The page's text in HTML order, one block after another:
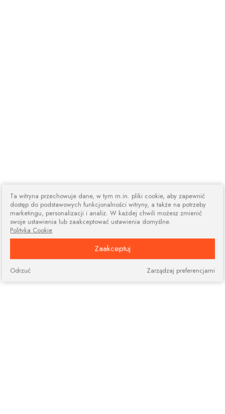
Ta witryna przechowuje dane, w tym m.in. pliki cookie, aby zapewnić
dostęp do podstawowych funkcjonalności witryny, a także na potrzeby
marketingu, personalizacji i analiz. W każdej chwili możesz zmienić
swoje ustawienia lub zaakceptować ustawienia domyślne.
Polityka Cookie
Zaakceptuj
Zarządzaj preferencjami
Odrzuć